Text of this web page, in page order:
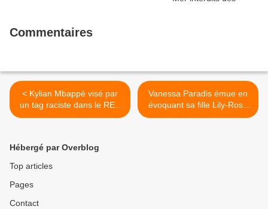
Commentaires
< Kylian Mbappé visé par
un tag raciste dans le RER
C, la SNCF va déposer
Vanessa Paradis émue en
évoquant sa fille Lily-Rose
dans "C à vous" >
Hébergé par Overblog
Top articles
Pages
Contact